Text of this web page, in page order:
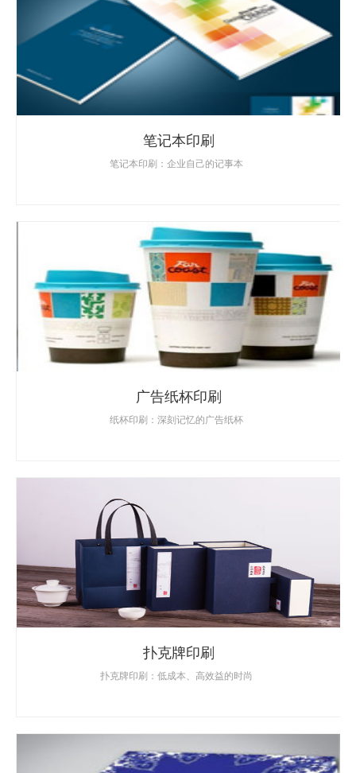
笔记本印刷
笔记本印刷：企业自己的记事本
广告纸杯印刷
纸杯印刷：深刻记忆的广告纸杯
扑克牌印刷
扑克牌印刷：低成本、高效益的时尚